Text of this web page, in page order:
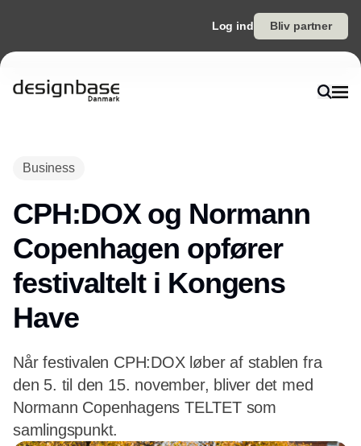
Log ind Bliv partner
Business
CPH:DOX og Normann
Copenhagen opfører
festivaltelt i Kongens
Have
Når festivalen CPH:DOX løber af stablen fra
den 5. til den 15. november, bliver det med
Normann Copenhagens TELTET som
samlingspunkt.